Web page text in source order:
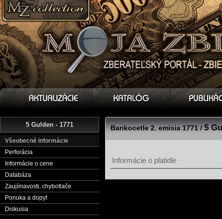
5 Gulden - 1771
Všeobecné informácie
Perforácia
Informácie o cene
Databáza
Zaujímavosti, chybotlače
Ponuka a dopyt
Diskusia
Bankocetle 2. emisia 1771 /5
Informácie o platidle